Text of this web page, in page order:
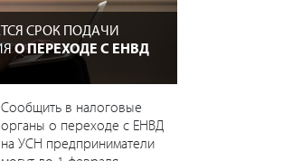
СРОК ПОДАЧИ
О ПЕРЕХОДЕ С ЕНВД
Сообщить в налоговые
органы о переходе с ЕНВД
на УСН предприниматели